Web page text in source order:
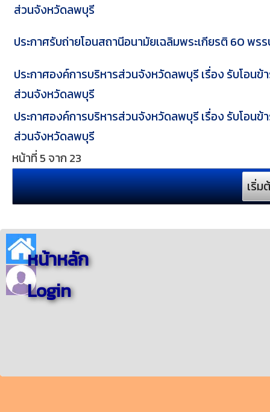
ส่วนจังหวัดลพบุรี
ประกาศรับถ่ายโอนสถานีอนามัยเฉลิมพระเกียรติ 60 พ
ประกาศองค์การบริหารส่วนจังหวัดลพบุรี เรื่อง รับโอน
ส่วนจังหวัดลพบุรี
ประกาศองค์การบริหารส่วนจังหวัดลพบุรี เรื่อง รับโอน
ส่วนจังหวัดลพบุรี
หน้าที่ 5 จาก 23
เริ่ม
หน้าหลัก
Login